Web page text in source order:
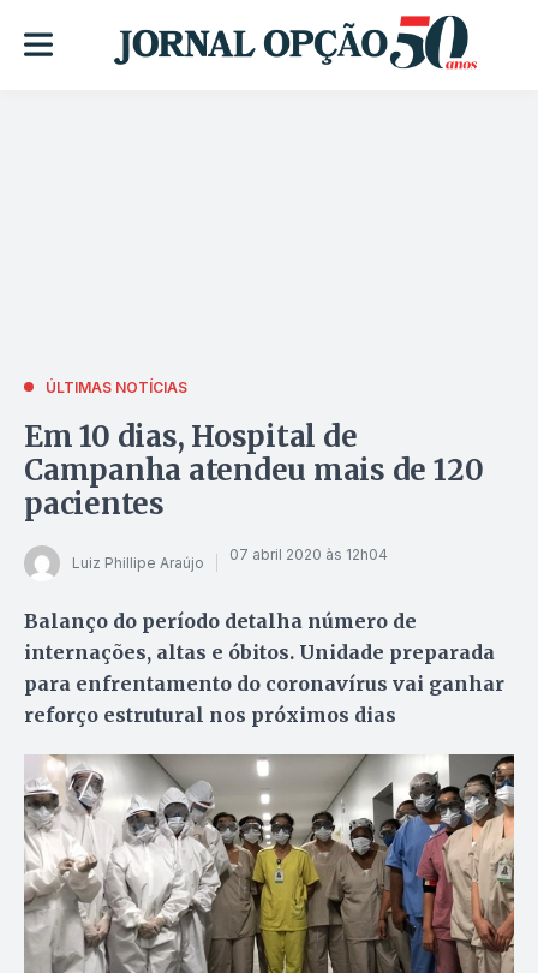
ÚLTIMAS NOTÍCIAS
Em 10 dias, Hospital de
Campanha atendeu mais de 120
pacientes
Luiz Phillipe Araújo 07 abril 2020 às 12h04
Balanço do período detalha número de
internações, altas e óbitos. Unidade preparada
para enfrentamento do coronavírus vai ganhar
reforço estrutural nos próximos dias